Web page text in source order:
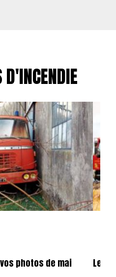
D'INCENDIE
photos de mai
Les